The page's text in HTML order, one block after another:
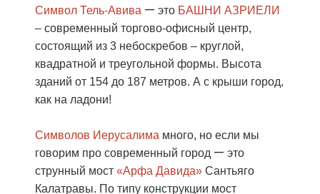
Символ Тель-Авива — это БАШНИ АЗРИЕЛИ
– современный торгово-офисный центр,
состоящий из 3 небоскребов – круглой,
квадратной и треугольной формы. Высота
зданий от 154 до 187 метров. А с крыши город,
как на ладони!
Символов Иерусалима много, но если мы
говорим про современный город — это
струнный мост «Арфа Давида» Сантьяго
Калатравы. По типу конструкции мост